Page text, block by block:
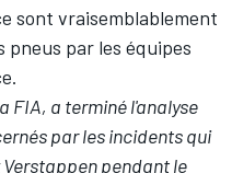
sont vraisemblablement
par les équipes
FIA, a terminé l'analyse
par les incidents qui
pendant le